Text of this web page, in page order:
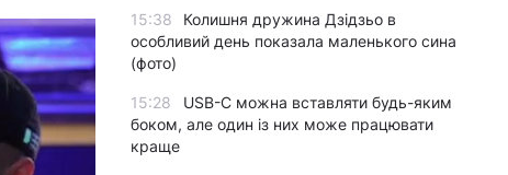
15:38
Колишня дружина Дзідзьо в
особливий день показала маленького сина
(фото)
15:28
USB-C можна вставляти будь-яким
боком, але один із них може працювати
краще